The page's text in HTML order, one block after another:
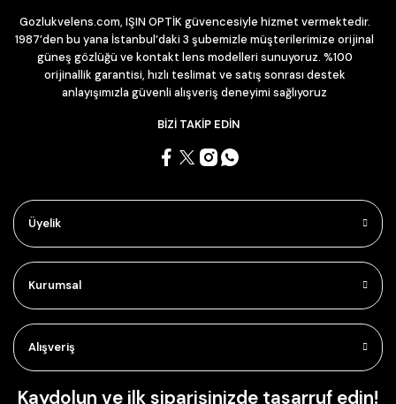
Gozlukvelens.com, IŞIN OPTİK güvencesiyle hizmet vermektedir.
1987’den bu yana İstanbul’daki 3 şubemizle müşterilerimize orijinal
güneş gözlüğü ve kontakt lens modelleri sunuyoruz. %100
orijinallik garantisi, hızlı teslimat ve satış sonrası destek
anlayışımızla güvenli alışveriş deneyimi sağlıyoruz
BİZİ TAKİP EDİN
Üyelik
Kurumsal
Alışveriş
Kaydolun ve ilk siparişinizde tasarruf edin!